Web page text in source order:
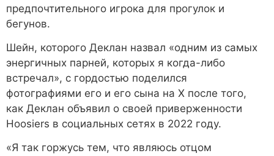
предпочтительного игрока для прогулок и
бегунов.
Шейн, которого Деклан назвал «одним из самых
энергичных парней, которых я когда-либо
встречал», с гордостью поделился
фотографиями его и его сына на X после того,
как Деклан объявил о своей приверженности
Hoosiers в социальных сетях в 2022 году.
«Я так горжусь тем, что являюсь отцом